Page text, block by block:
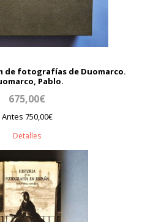
de fotografías de Duomarco.
Pablo.
675,00€
Antes 750,00€
Detalles